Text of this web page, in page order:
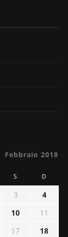
Febbraio 2018
S D
3
4
10
11
17 18